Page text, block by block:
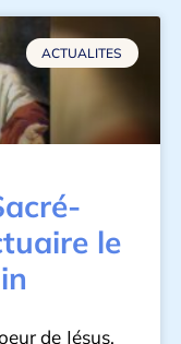
ACTUALITES
le
de Jésus,